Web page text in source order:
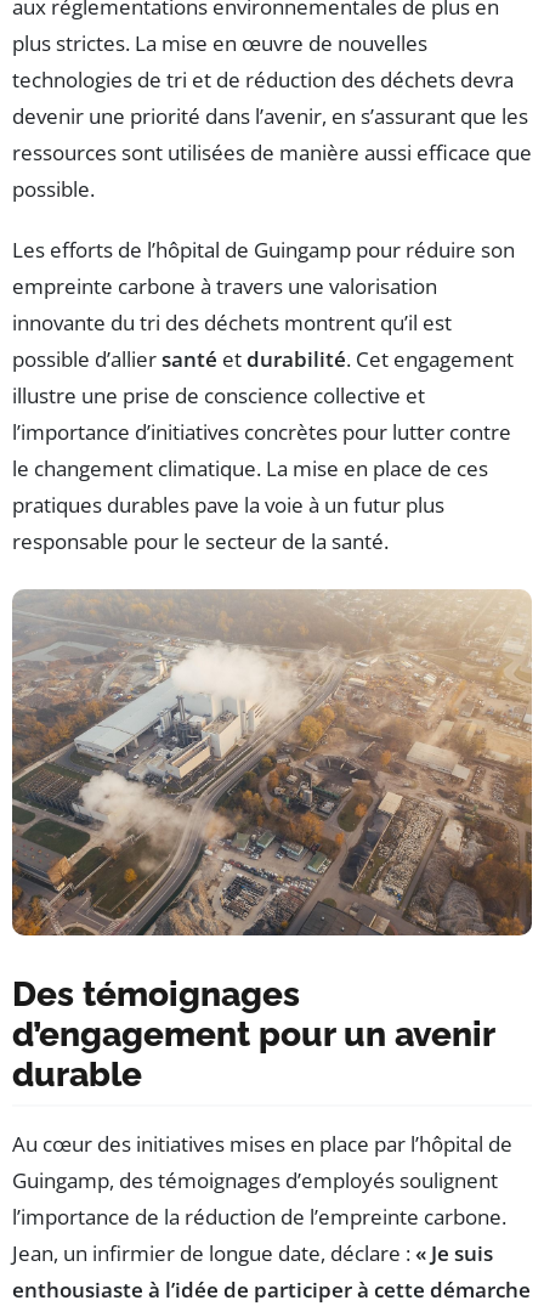
aux réglementations environnementales de plus en
plus strictes. La mise en œuvre de nouvelles
technologies de tri et de réduction des déchets devra
devenir une priorité dans l’avenir, en s’assurant que les
ressources sont utilisées de manière aussi efficace que
possible.
Les efforts de l’hôpital de Guingamp pour réduire son
empreinte carbone à travers une valorisation
innovante du tri des déchets montrent qu’il est
possible d’alliersanté etdurabilité. Cet engagement
illustre une prise de conscience collective et
l’importance d’initiatives concrètes pour lutter contre
le changement climatique. La mise en place de ces
pratiques durables pave la voie à un futur plus
responsable pour le secteur de la santé.
Des témoignages
d’engagement pour un avenir
durable
Au cœur des initiatives mises en place par l’hôpital de
Guingamp, des témoignages d’employés soulignent
l’importance de la réduction de l’empreinte carbone.
Jean, un infirmier de longue date, déclare :« Je suis
enthousiaste à l’idée de participer à cette démarche